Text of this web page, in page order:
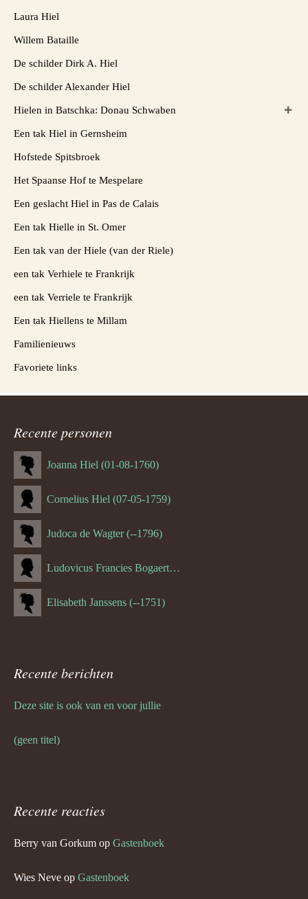
Laura Hiel
Willem Bataille
De schilder Dirk A. Hiel
De schilder Alexander Hiel
Hielen in Batschka: Donau Schwaben
Een tak Hiel in Gernsheim
Hofstede Spitsbroek
Het Spaanse Hof te Mespelare
Een geslacht Hiel in Pas de Calais
Een tak Hielle in St. Omer
Een tak van der Hiele (van der Riele)
een tak Verhiele te Frankrijk
een tak Verriele te Frankrijk
Een tak Hiellens te Millam
Familienieuws
Favoriete links
Recente personen
Joanna Hiel (01-08-1760)
Cornelius Hiel (07-05-1759)
Judoca de Wagter (--1796)
Ludovicus Francies Bogaert (--1825)
Elisabeth Janssens (--1751)
Recente berichten
Deze site is ook van en voor jullie
(geen titel)
Recente reacties
Berry van Gorkum op Gastenboek
Wies Neve op Gastenboek